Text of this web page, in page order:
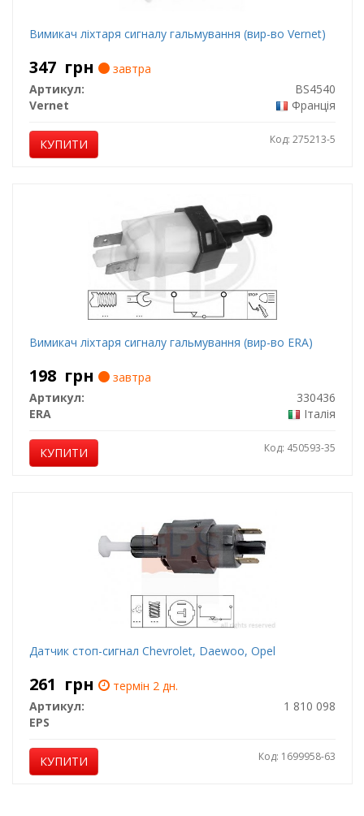
Вимикач ліхтаря сигналу гальмування (вир-во Vernet)
347 грн
завтра
Артикул:
BS4540
Vernet
Франція
КУПИТИ Код: 275213-5
Вимикач ліхтаря сигналу гальмування (вир-во ERA)
198 грн
завтра
Артикул:
330436
ERA
Італія
КУПИТИ Код: 450593-35
Датчик стоп-сигнал Chevrolet, Daewoo, Opel
261 грн
термін 2 дн.
Артикул:
1 810 098
EPS
КУПИТИ Код: 1699958-63